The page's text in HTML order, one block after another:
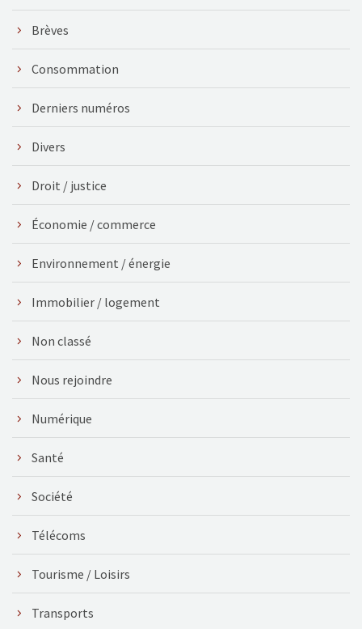
Brèves
Consommation
Derniers numéros
Divers
Droit / justice
Économie / commerce
Environnement / énergie
Immobilier / logement
Non classé
Nous rejoindre
Numérique
Santé
Société
Télécoms
Tourisme / Loisirs
Transports